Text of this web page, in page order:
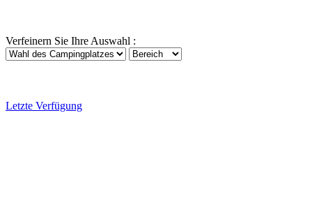
Verfeinern Sie Ihre Auswahl :
Letzte Verfügung